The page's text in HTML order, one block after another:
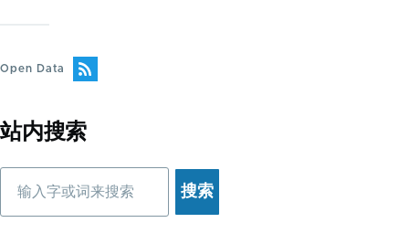
Open Data
站内搜索